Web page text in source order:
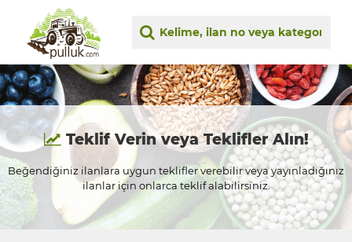
Teklif Verin veya Teklifler Alın!
Beğendiğiniz ilanlara uygun teklifler verebilir veya yayınladığınız
ilanlar için onlarca teklif alabilirsiniz.